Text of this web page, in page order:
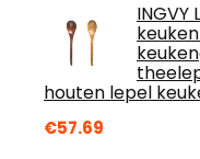
houten lepel
€57.69